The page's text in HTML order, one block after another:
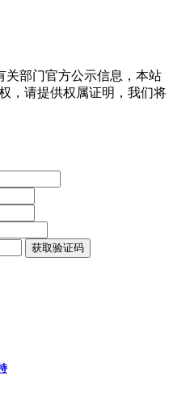
关部门官方公示信息，本站
，请提供权属证明，我们将
获取验证码